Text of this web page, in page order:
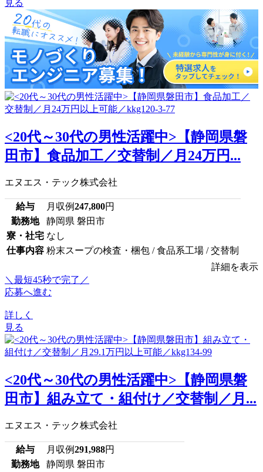
見る
<20代～30代の男性活躍中>【静岡県磐
田市】食品加工／交替制／月24万円...
エヌエス・テック株式会社
給与 月収例247,800円
勤務地
静岡県 磐田市
寮・社宅 なし
仕事内容 粉末スープの検査・梱包 / 食品系工場 / 交替制
詳細を表示
＼最短45秒で完了／
応募へ進む
詳しく
見る
<20代～30代の男性活躍中>【静岡県磐
田市】組み立て・組付け／交替制／月...
エヌエス・テック株式会社
給与 月収例291,988円
勤務地
静岡県 磐田市